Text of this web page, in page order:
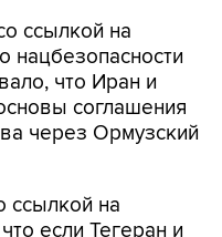
ссылкой на
нацбезопасности
что Иран и
соглашения
через Ормузский
ссылкой на
если Тегеран и